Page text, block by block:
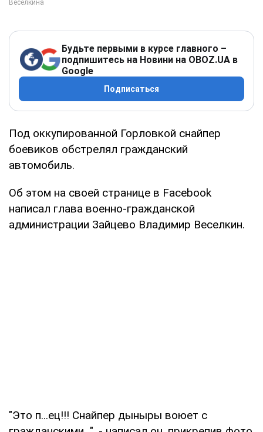
Будьте первыми в курсе главного –
подпишитесь на Новини на OBOZ.UA в
Google
Подписаться
Под оккупированной Горловкой снайпер
боевиков обстрелял гражданский
автомобиль.
Об этом на своей странице в Facebook
написал глава военно-гражданской
администрации Зайцево Владимир Веселкин.
"Это п...ец!!! Снайпер дыныры воюет с